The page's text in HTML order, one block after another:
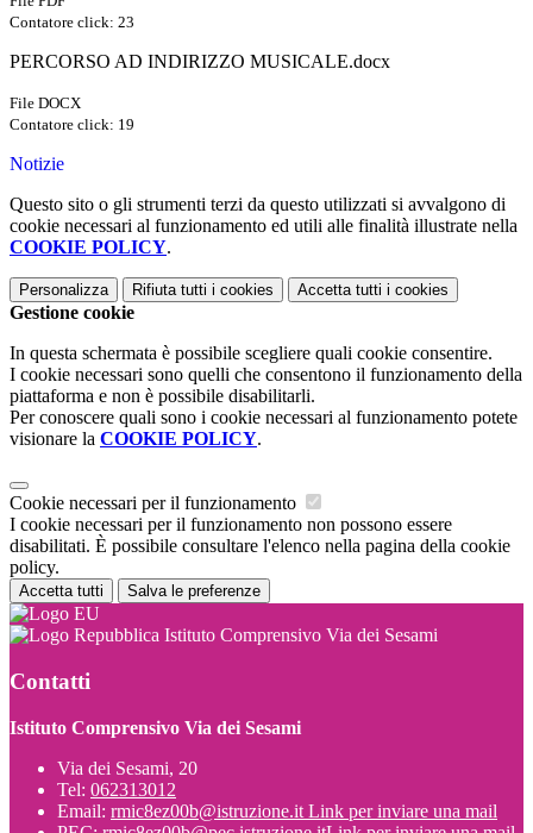
Contatore click: 23
PERCORSO AD INDIRIZZO MUSICALE.docx
File DOCX
Contatore click: 19
Notizie
Questo sito o gli strumenti terzi da questo utilizzati si avvalgono di
cookie necessari al funzionamento ed utili alle finalità illustrate nella
COOKIE POLICY.
Personalizza Rifiuta tutti i cookies Accetta tutti i cookies
Gestione cookie
In questa schermata è possibile scegliere quali cookie consentire.
I cookie necessari sono quelli che consentono il funzionamento della
piattaforma e non è possibile disabilitarli.
Per conoscere quali sono i cookie necessari al funzionamento potete
visionare la COOKIE POLICY.
Cookie necessari per il funzionamento
I cookie necessari per il funzionamento non possono essere
disabilitati. È possibile consultare l'elenco nella pagina della cookie
policy.
Accetta tutti Salva le preferenze
Istituto Comprensivo Via dei Sesami
Contatti
Istituto Comprensivo Via dei Sesami
Via dei Sesami, 20
Tel: 062313012
Email: rmic8ez00b@istruzione.it Link per inviare una mail